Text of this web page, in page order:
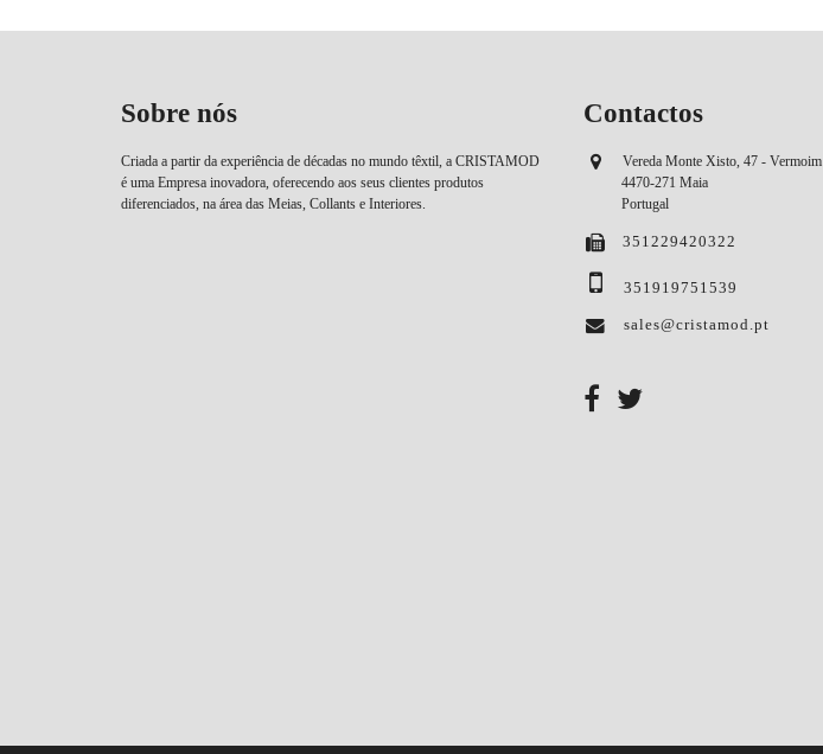
Sobre nós
Criada a partir da experiência de décadas no mundo têxtil, a CRISTAMOD
é uma Empresa inovadora, oferecendo aos seus clientes produtos
diferenciados, na área das Meias, Collants e Interiores.
Contactos
Vereda Monte Xisto, 47 - Vermoim
4470-271 Maia
Portugal
351229420322
351919751539
sales@cristamod.pt